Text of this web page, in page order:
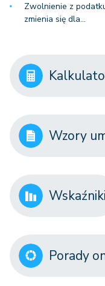
Zwolnienie z
zmienia się dla…
Wzory
Wskaźniki
Porady